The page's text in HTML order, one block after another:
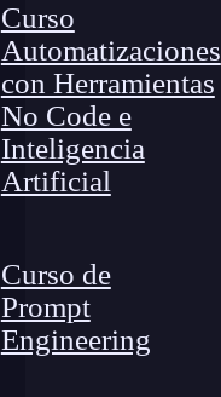
Curso
Automatizaciones
con Herramientas
No Code e
Inteligencia
Artificial
Curso de
Prompt
Engineering